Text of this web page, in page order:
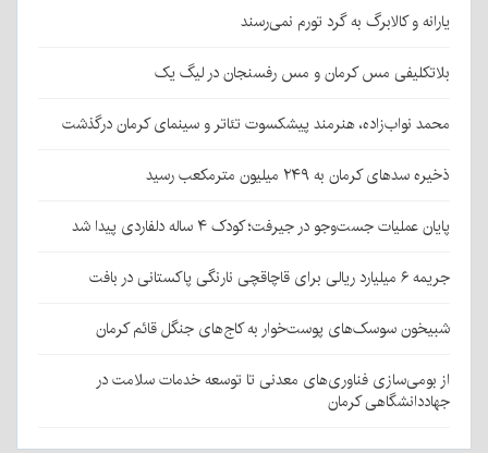
یارانه و کالابرگ به گرد تورم نمی‌رسند
بلاتکلیفی مس کرمان و مس رفسنجان در لیگ یک
محمد نواب‌زاده، هنرمند پیشکسوت تئاتر و سینمای کرمان درگذشت
ذخیره سدهای کرمان به ۲۴۹ میلیون مترمکعب رسید
پایان عملیات جست‌وجو در جیرفت؛ کودک ۴ ساله دلفاردی پیدا شد
جریمه ۶ میلیارد ریالی برای قاچاقچی نارنگی پاکستانی در بافت
شبیخون سوسک‌های پوست‌خوار به کاج‌های جنگل قائم کرمان
از بومی‌سازی فناوری‌های معدنی تا توسعه خدمات سلامت در
جهاددانشگاهی کرمان